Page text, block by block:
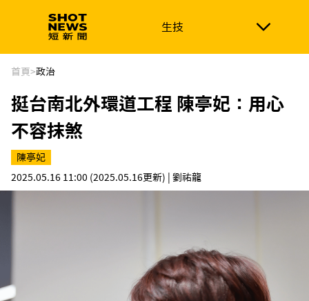
生技
生技 政治
新南向 體育
首頁>政治
挺台南北外環道工程 陳亭妃：用心
不容抹煞
陳亭妃
2025.05.16 11:00 (2025.05.16更新) | 劉祐龍